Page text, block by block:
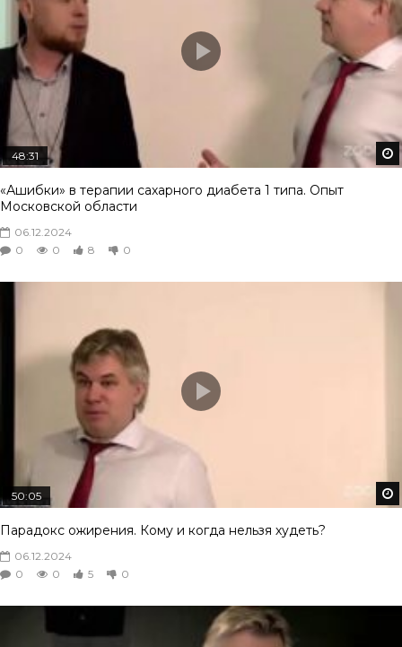
48:31
«Ашибки» в терапии сахарного диабета 1 типа. Опыт
Московской области
06.12.2024
0
0 8 0
50:05
Парадокс ожирения. Кому и когда нельзя худеть?
06.12.2024
0
0 5 0